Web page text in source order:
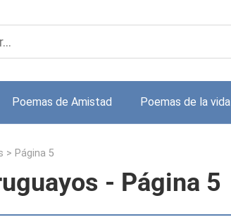
Poemas de Amistad Poemas de la vida
> Página 5
- Página 5